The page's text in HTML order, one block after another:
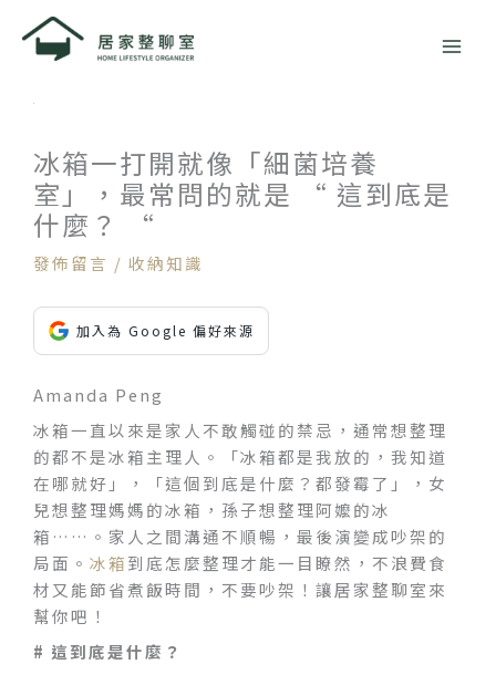
冰箱一打開就像「細菌培養
室」，最常問的就是 “ 這到底是
什麼？ “
發佈留言 / 收納知識
加入為 Google 偏好來源
Amanda Peng
冰箱一直以來是家人不敢觸碰的禁忌，通常想整理
的都不是冰箱主理人。「冰箱都是我放的，我知道
在哪就好」，「這個到底是什麼？都發霉了」，女
兒想整理媽媽的冰箱，孫子想整理阿嬤的冰
箱……。家人之間溝通不順暢，最後演變成吵架的
局面。 冰箱到底怎麼整理才能一目瞭然，不浪費食
材又能節省煮飯時間，不要吵架！讓居家整聊室來
幫你吧！
# 這到底是什麼？